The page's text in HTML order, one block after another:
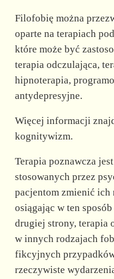
Filofobię można
oparte na terapiach
które może być
terapia odczulająca,
hipnoterapia,
antydepresyjne.
Więcej informacji
kognitywizm.
Terapia poznawcza
stosowanych przez
pacjentom zmienić ich
osiągając w ten
drugiej strony, terapia
w innych rodzajach
fikcyjnych
rzeczywiste